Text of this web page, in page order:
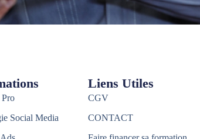
Social Media
Liens Utiles
CGV
CONTACT